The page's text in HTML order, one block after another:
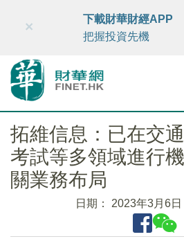
財華智庫網 FINTV
×
下載財華財經APP
把握投資先機
拓維信息：已在交通
考試等多領域進行
關業務布局
日期： 2023年3月6